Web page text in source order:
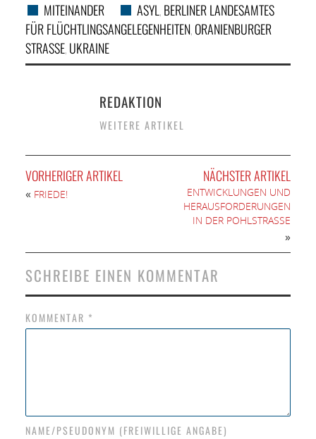
MITEINANDER ASYL, BERLINER LANDESAMTES
FÜR FLÜCHTLINGSANGELEGENHEITEN, ORANIENBURGER
STRASSE , UKRAINE
REDAKTION
WEITERE ARTIKEL
VORHERIGER ARTIKEL
« FRIEDE!
NÄCHSTER ARTIKEL
ENTWICKLUNGEN UND
HERAUSFORDERUNGEN
IN DER POHLSTRASSE
»
SCHREIBE EINEN KOMMENTAR
KOMMENTAR *
NAME/PSEUDONYM (FREIWILLIGE ANGABE)